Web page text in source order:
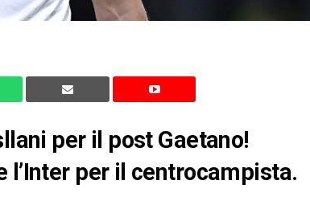
per il post Gaetano!
per il centrocampista.